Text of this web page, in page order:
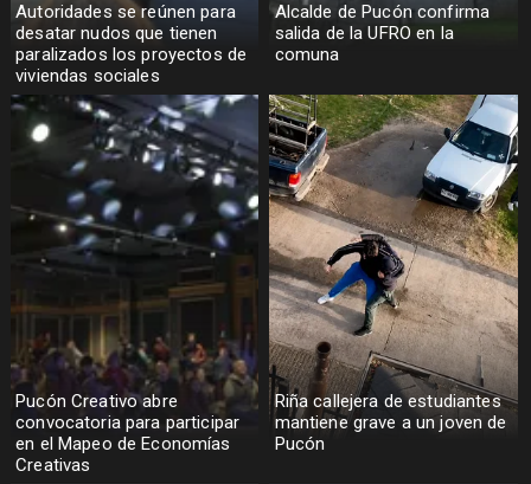
Autoridades se reúnen para
desatar nudos que tienen
paralizados los proyectos de
viviendas sociales
Alcalde de Pucón confirma
salida de la UFRO en la
comuna
Pucón Creativo abre
convocatoria para participar
en el Mapeo de Economías
Creativas
Riña callejera de estudiantes
mantiene grave a un joven de
Pucón